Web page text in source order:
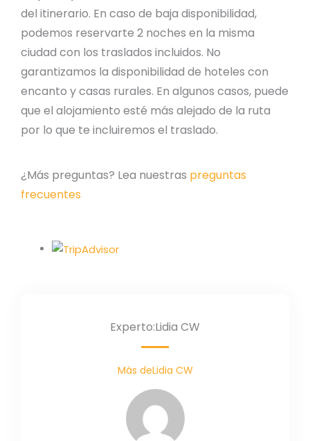
del itinerario. En caso de baja disponibilidad,
podemos reservarte 2 noches en la misma
ciudad con los traslados incluidos. No
garantizamos la disponibilidad de hoteles con
encanto y casas rurales. En algunos casos, puede
que el alojamiento esté más alejado de la ruta
por lo que te incluiremos el traslado.
¿Más preguntas? Lea nuestras preguntas
frecuentes
Experto:Lidia CW
Más deLidia CW